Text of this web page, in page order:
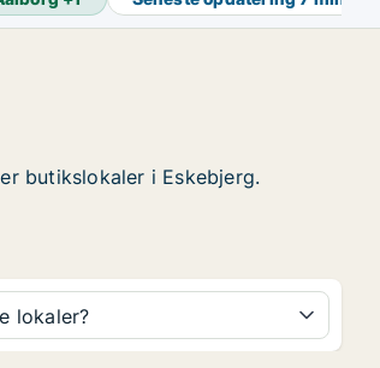
butikslokaler i Eskebjerg.
lokaler?